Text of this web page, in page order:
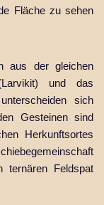
Fläche zu sehen
aus der gleichen
und das
sich
Gesteinen sind
Herkunftsortes
ternären Feldspat